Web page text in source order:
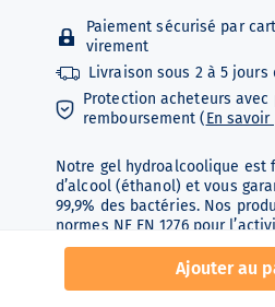
Paiement sécurisé par
virement
Livraison sous 2 à 5 jours
Protection acheteurs
remboursement (En savoir
Notre gel hydroalcoolique est
d’alcool (éthanol) et vous
99,9% des bactéries. Nos
normes NF EN 1276 pour
1650 pour les activités
norme NF EN 14476+A2 qui
que notre gel hydroalcoolique
Ajouter au